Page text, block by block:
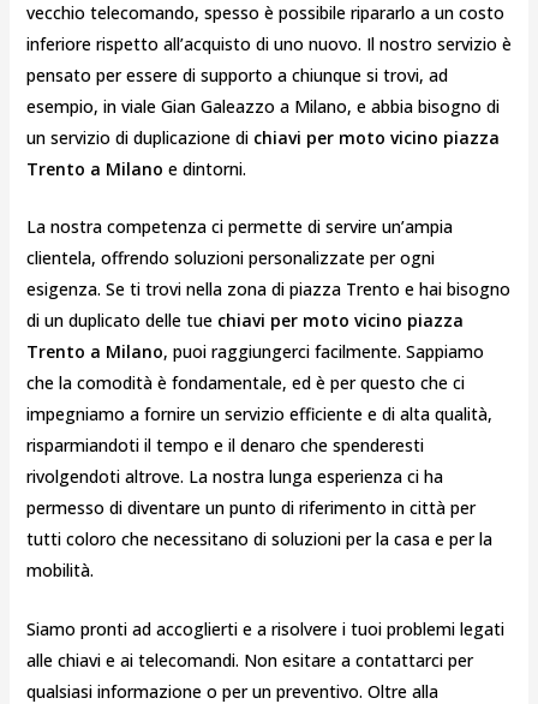
vecchio telecomando, spesso è possibile ripararlo a un costo
inferiore rispetto all’acquisto di uno nuovo. Il nostro servizio è
pensato per essere di supporto a chiunque si trovi, ad
esempio, in viale Gian Galeazzo a Milano, e abbia bisogno di
un servizio di duplicazione di chiavi per moto vicino piazza
Trento a Milano e dintorni.
La nostra competenza ci permette di servire un’ampia
clientela, offrendo soluzioni personalizzate per ogni
esigenza. Se ti trovi nella zona di piazza Trento e hai bisogno
di un duplicato delle tue chiavi per moto vicino piazza
Trento a Milano, puoi raggiungerci facilmente. Sappiamo
che la comodità è fondamentale, ed è per questo che ci
impegniamo a fornire un servizio efficiente e di alta qualità,
risparmiandoti il tempo e il denaro che spenderesti
rivolgendoti altrove. La nostra lunga esperienza ci ha
permesso di diventare un punto di riferimento in città per
tutti coloro che necessitano di soluzioni per la casa e per la
mobilità.
Siamo pronti ad accoglierti e a risolvere i tuoi problemi legati
alle chiavi e ai telecomandi. Non esitare a contattarci per
qualsiasi informazione o per un preventivo. Oltre alla